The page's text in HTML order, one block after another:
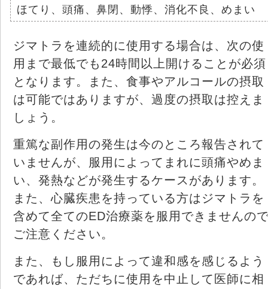
ほてり、頭痛、鼻閉、動悸、消化不良、めまい
ジマトラを連続的に使用する場合は、次の使
用まで最低でも24時間以上開けることが必須
となります。また、食事やアルコールの摂取
は可能ではありますが、過度の摂取は控えま
しょう。
重篤な副作用の発生は今のところ報告されて
いませんが、服用によってまれに頭痛やめま
い、発熱などが発生するケースがあります。
また、心臓疾患を持っている方はジマトラを
含めて全てのED治療薬を服用できませんの
ご注意ください。
また、もし服用によって違和感を感じるよう
であれば、ただちに使用を中止して医師に相